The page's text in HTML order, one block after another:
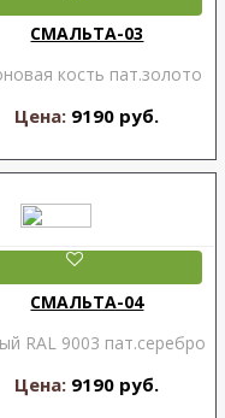
СМАЛЬТА-03
кость пат.золото
Цена: 9190 руб.
СМАЛЬТА-04
RAL 9003 пат.серебро
Цена: 9190 руб.